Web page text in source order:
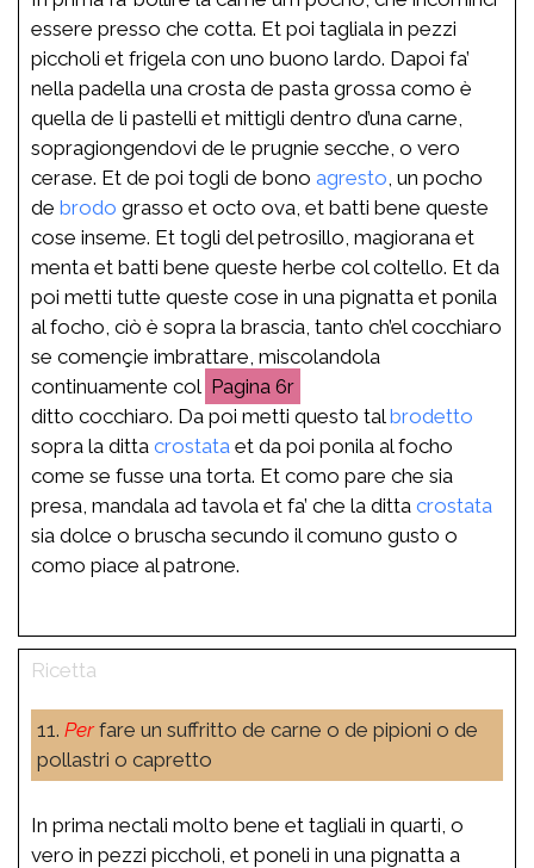
essere presso che cotta. Et poi tagliala in pezzi
piccholi et frigela con uno buono lardo. Dapoi fa’
nella padella una crosta de pasta grossa como è
quella de li pastelli et mittigli dentro d’una carne,
sopragiongendovi de le prugnie secche, o vero
cerase. Et de poi togli de bono agresto , un pocho
de brodo grasso et octo ova, et batti bene queste
cose inseme. Et togli del petrosillo, magiorana et
menta et batti bene queste herbe col coltello. Et da
poi metti tutte queste cose in una pignatta et ponila
al focho, ciò è sopra la brascia, tanto ch’el cocchiaro
se començie imbrattare, miscolandola
continuamente col
6r
ditto cocchiaro. Da poi metti questo talbrodetto
sopra la ditta crostata et da poi ponila al focho
come se fusse una torta. Et como pare che sia
presa, mandala ad tavola et fa’ che la ditta crostata
sia dolce o bruscha secundo il comuno gusto o
como piace al patrone.
11. Perfare un suffritto de carne o de pipioni o de
pollastri o capretto
In prima nectali molto bene et tagliali in quarti, o
vero in pezzi piccholi, et poneli in una pignatta a